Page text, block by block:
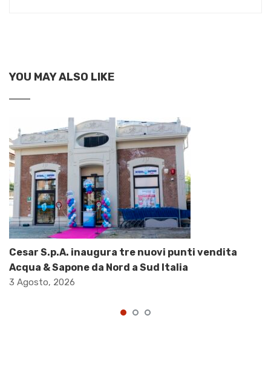
YOU MAY ALSO LIKE
Cesar S.p.A. inaugura tre nuovi punti vendita
Acqua & Sapone da Nord a Sud Italia
3 Agosto, 2026